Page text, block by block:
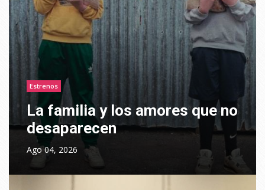
Estrenos
La familia y los amores que no
desaparecen
Ago 04, 2026